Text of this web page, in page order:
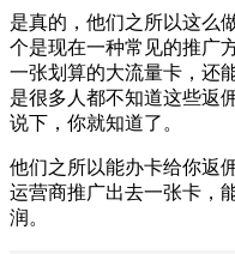
是真的，他们之所以这么
个是现在一种常见的推广
一张划算的大流量卡，还
是很多人都不知道这些返
说下，你就知道了。
他们之所以能办卡给你返
运营商推广出去一张卡，
润。